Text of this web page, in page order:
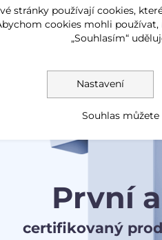
První
certifikovaný
stránky používají cookies,
cookies mohli
„Souhlasím“
Nastavení
Souhlas